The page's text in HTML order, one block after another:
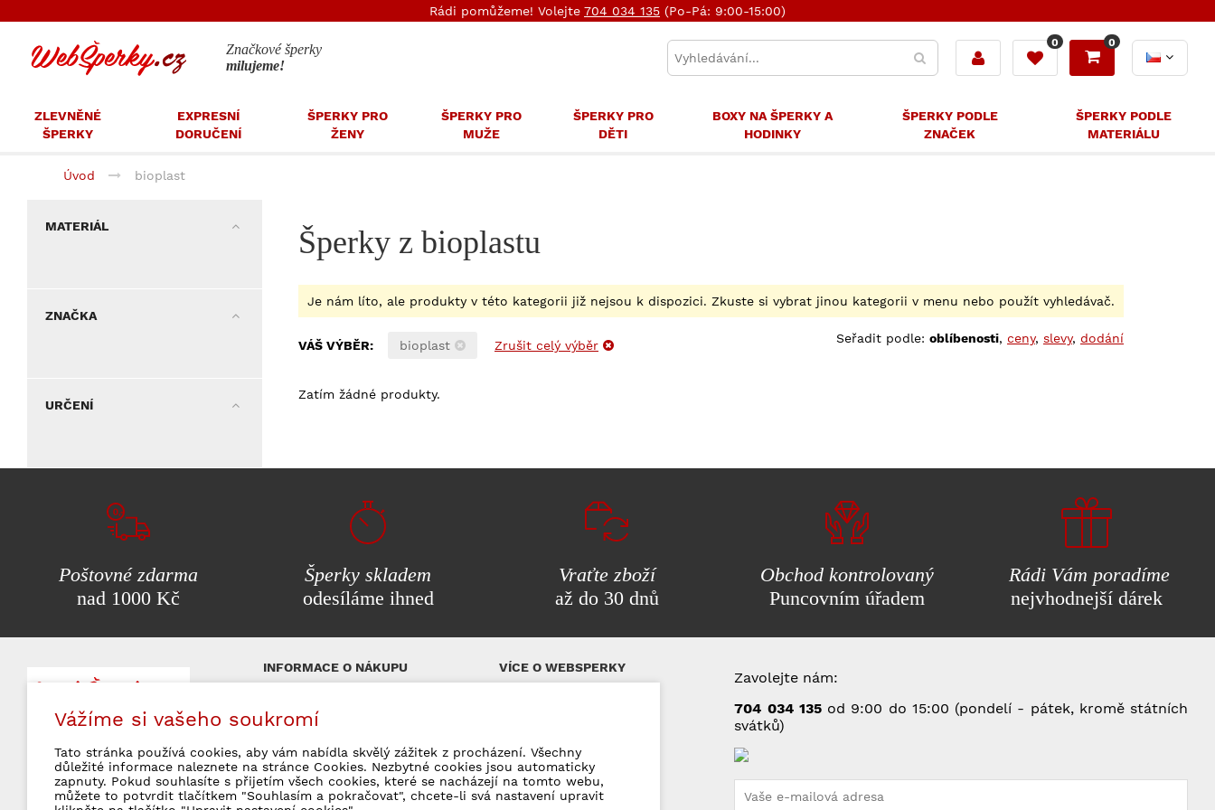
Rádi pomůžeme! Volejte 704 034 135 (Po-Pá: 9:00-15:00)
Značkové šperky
milujeme!
0 0
ZLEVNĚNÉ
ŠPERKY
EXPRESNÍ
DORUČENÍ
ŠPERKY PRO
ŽENY
ŠPERKY PRO
MUŽE
ŠPERKY PRO
DĚTI
BOXY NA ŠPERKY A
HODINKY
ŠPERKY PODLE
ZNAČEK
ŠPERKY PODLE
MATERIÁLU
Úvod bioplast
MATERIÁL
ZNAČKA
URČENÍ
Šperky z bioplastu
Je nám líto, ale produkty v této kategorii již nejsou k dispozici. Zkuste si vybrat jinou kategorii v menu nebo použít vyhledávač.
VÁŠ VÝBĚR: bioplast Zrušit celý výběr Seřadit podle: oblíbenosti, ceny, slevy, dodání
Zatím žádné produkty.
Poštovné zdarma
nad 1000 Kč
Šperky skladem
odesíláme ihned
Vraťte zboží
až do 30 dnů
Obchod kontrolovaný
Puncovním úřadem
Rádi Vám poradíme
nejvhodnejší dárek
INFORMACE O NÁKUPU
Platební možnosti
Poštovné a doprava
Obchodní podmínky
Vrácení zboží a reklamace
Ochrana osobních údajů
VÍCE O WEBSPERKY
Kontakty
Zavolejte nám:
704 034 135od 9:00 do 15:00 (pondelí - pátek, kromě státních
svátků)
Vážíme si vašeho soukromí
Tato stránka používá cookies, aby vám nabídla skvělý zážitek z procházení. Všechny
důležité informace naleznete na stránce Cookies. Nezbytné cookies jsou automaticky
zapnuty. Pokud souhlasíte s přijetím všech cookies, které se nacházejí na tomto webu,
můžete to potvrdit tlačítkem "Souhlasím a pokračovat", chcete-li svá nastavení upravit